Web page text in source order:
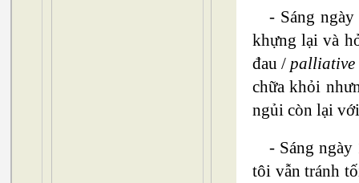
- Sáng
khựng lại và
đau /
chữa khỏi
ngủi còn lại
- Sáng
tôi vẫn tránh